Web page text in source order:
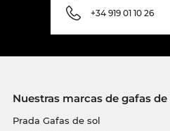
+34 919 01 10 26
Nuestras marcas de gafas
Prada Gafas de sol